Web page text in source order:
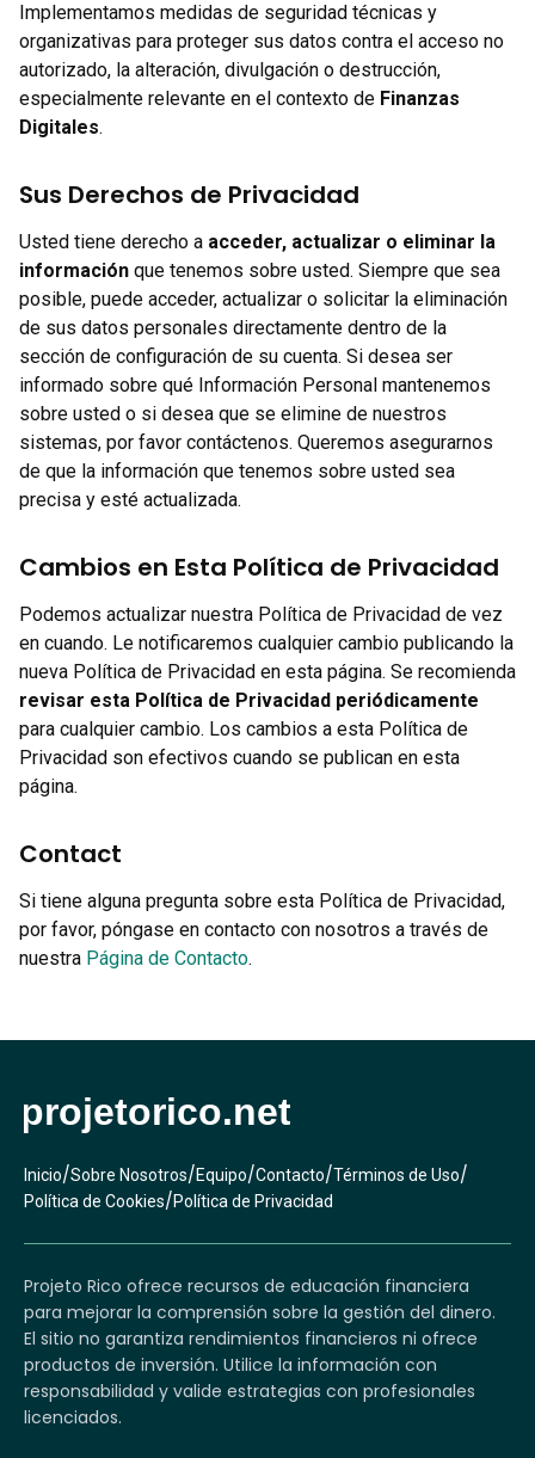
Implementamos medidas de seguridad técnicas y
organizativas para proteger sus datos contra el acceso no
autorizado, la alteración, divulgación o destrucción,
especialmente relevante en el contexto de Finanzas
Digitales.
Sus Derechos de Privacidad
Usted tiene derecho a acceder, actualizar o eliminar la
información que tenemos sobre usted. Siempre que sea
posible, puede acceder, actualizar o solicitar la eliminación
de sus datos personales directamente dentro de la
sección de configuración de su cuenta. Si desea ser
informado sobre qué Información Personal mantenemos
sobre usted o si desea que se elimine de nuestros
sistemas, por favor contáctenos. Queremos asegurarnos
de que la información que tenemos sobre usted sea
precisa y esté actualizada.
Cambios en Esta Política de Privacidad
Podemos actualizar nuestra Política de Privacidad de vez
en cuando. Le notificaremos cualquier cambio publicando la
nueva Política de Privacidad en esta página. Se recomienda
revisar esta Política de Privacidad periódicamente
para cualquier cambio. Los cambios a esta Política de
Privacidad son efectivos cuando se publican en esta
página.
Contact
Si tiene alguna pregunta sobre esta Política de Privacidad,
por favor, póngase en contacto con nosotros a través de
nuestra Página de Contacto.
Inicio/Sobre Nosotros/Equipo/Contacto/Términos de Uso/
Política de Cookies/Política de Privacidad
Projeto Rico ofrece recursos de educación financiera
para mejorar la comprensión sobre la gestión del dinero.
El sitio no garantiza rendimientos financieros ni ofrece
productos de inversión. Utilice la información con
responsabilidad y valide estrategias con profesionales
licenciados.